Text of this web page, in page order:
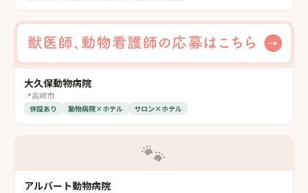
大久保動物病院
📍高崎市
併設あり 動物病院×ホテル サロン×ホテル
🐾
アルバート動物病院